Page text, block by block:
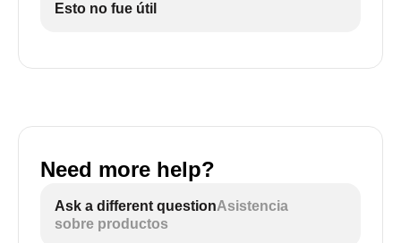
Esto no fue útil
Need more help?
Ask a different questionAsistencia
sobre productos